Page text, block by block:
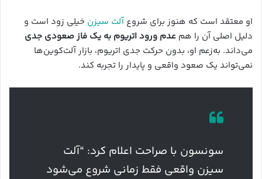
او معتقد است که هنوز برای شروعآلت سیزن خیلی زود است و
دلیل اصلی آن را هم عدم ورود اتریوم به یک فاز صعودی جدی
می‌داند. به‌زعم او، بدون حرکت جدی اتریوم، بازار آلت‌کوین‌ها
نمی‌تواند یک صعود واقعی و پایدار را تجربه کند.
سونسون با صراحت اعلام کرد: “آلت
سیزن واقعی فقط زمانی شروع می‌شود